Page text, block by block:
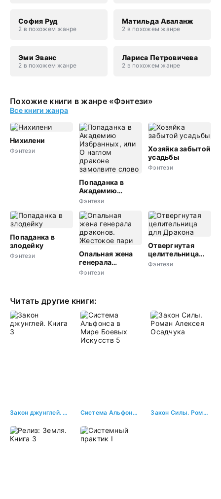
София Руд
2 в похожем жанре
Матильда Аваланж
2 в похожем жанре
Эми Эванс
2 в похожем жанре
Лариса Петровичева
2 в похожем жанре
Похожие книги в жанре «Фэнтези»
Все книги жанра
Нихилени
Фэнтези
Попаданка в
Академию
Избранных, или
драконе
замолвите слово
Фэнтези
Хозяйка забытой
усадьбы
Фэнтези
Попаданка в
злодейку
Фэнтези
Опальная жена
генерала
драконов.
Фэнтези
Отвергнутая
целительница
для Дракона
Фэнтези
Читать другие книги:
Закон джунглей. Книга 3 Система Альфонса в Мире Боевых Искусств 5 Закон Силы. Роман Алексея Осадчука